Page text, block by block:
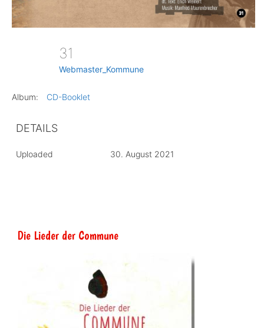
31
Webmaster_Kommune
Album: CD-Booklet
DETAILS
Uploaded 30. August 2021
Die Lieder der Commune